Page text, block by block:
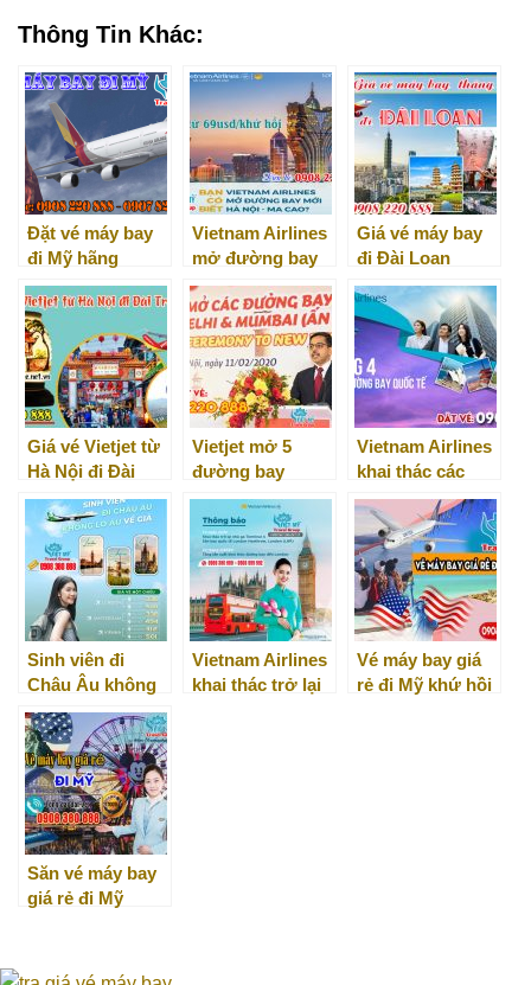
Thông Tin Khác:
Đặt vé máy bay
đi Mỹ hãng
Asiana Airlines
giá rẻ tại đại lý
Việt Mỹ
Vietnam Airlines
mở đường bay
mới Hà Nội – Ma
Cao
Giá vé máy bay
đi Đài Loan
tháng 12
Giá vé Vietjet từ
Hà Nội đi Đài
Trung
Vietjet mở 5
đường bay
thẳng đến Ấn Độ
chỉ từ 666K
Vietnam Airlines
khai thác các
đường bay đi
Quốc Tế
Sinh viên đi
Châu Âu không
lo về giá với Eva
Air
Vietnam Airlines
khai thác trở lại
Vé máy bay giá
rẻ đi Mỹ khứ hồi
Săn vé máy bay
giá rẻ đi Mỹ